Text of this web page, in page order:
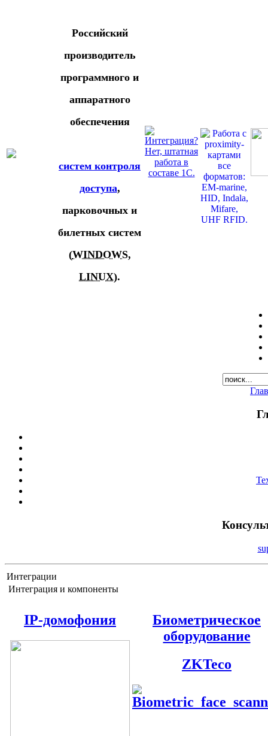
Российский
производитель
программного и
аппаратного
обеспечения
систем контроля
доступа,
парковочных и
билетных систем
(WINDOWS,
LINUX).
Интеграции
Интеграция и компоненты
IP-домофония
Биометрическое
оборудование
ZKTeco